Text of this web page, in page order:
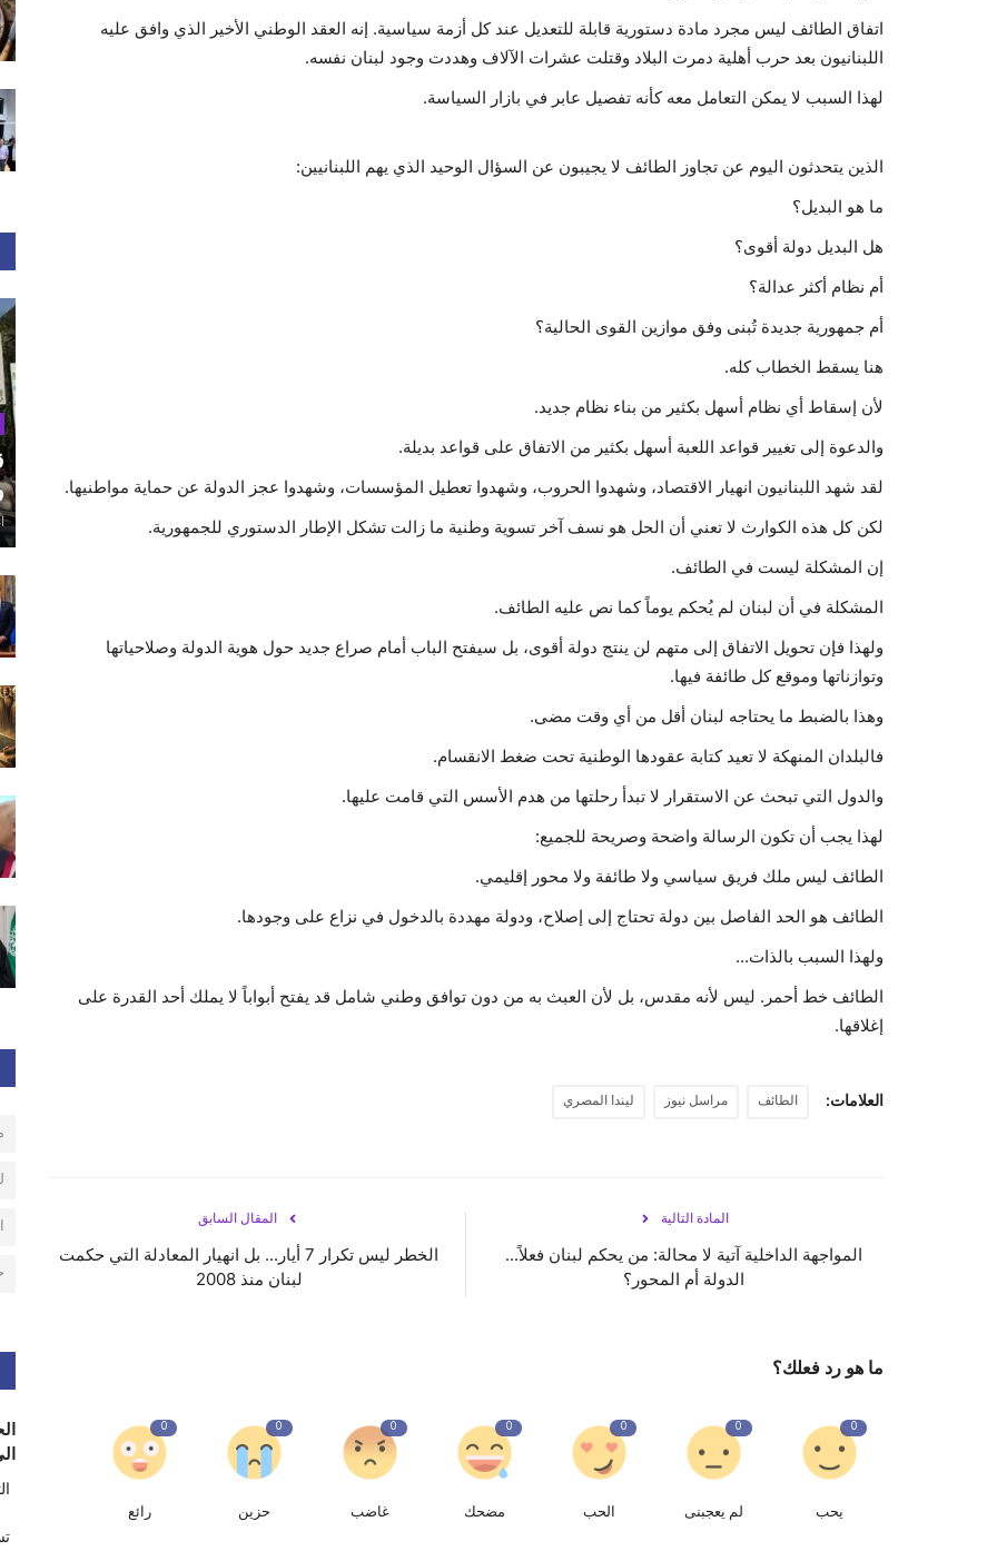
اتفاق الطائف ليس مجرد مادة دستورية قابلة للتعديل عند كل أزمة سياسية. إنه العقد الوطني الأخير الذي وافق عليه
اللبنانيون بعد حرب أهلية دمرت البلاد وقتلت عشرات الآلاف وهددت وجود لبنان نفسه.
لهذا السبب لا يمكن التعامل معه كأنه تفصيل عابر في بازار السياسة.
الذين يتحدثون اليوم عن تجاوز الطائف لا يجيبون عن السؤال الوحيد الذي يهم اللبنانيين:
ما هو البديل؟
هل البديل دولة أقوى؟
أم نظام أكثر عدالة؟
أم جمهورية جديدة تُبنى وفق موازين القوى الحالية؟
هنا يسقط الخطاب كله.
لأن إسقاط أي نظام أسهل بكثير من بناء نظام جديد.
والدعوة إلى تغيير قواعد اللعبة أسهل بكثير من الاتفاق على قواعد بديلة.
لقد شهد اللبنانيون انهيار الاقتصاد، وشهدوا الحروب، وشهدوا تعطيل المؤسسات، وشهدوا عجز الدولة عن حماية مواطنيها.
لكن كل هذه الكوارث لا تعني أن الحل هو نسف آخر تسوية وطنية ما زالت تشكل الإطار الدستوري للجمهورية.
إن المشكلة ليست في الطائف.
المشكلة في أن لبنان لم يُحكم يوماً كما نص عليه الطائف.
ولهذا فإن تحويل الاتفاق إلى متهم لن ينتج دولة أقوى، بل سيفتح الباب أمام صراع جديد حول هوية الدولة وصلاحياتها
وتوازناتها وموقع كل طائفة فيها.
وهذا بالضبط ما يحتاجه لبنان أقل من أي وقت مضى.
فالبلدان المنهكة لا تعيد كتابة عقودها الوطنية تحت ضغط الانقسام.
والدول التي تبحث عن الاستقرار لا تبدأ رحلتها من هدم الأسس التي قامت عليها.
لهذا يجب أن تكون الرسالة واضحة وصريحة للجميع:
الطائف ليس ملك فريق سياسي ولا طائفة ولا محور إقليمي.
الطائف هو الحد الفاصل بين دولة تحتاج إلى إصلاح، ودولة مهددة بالدخول في نزاع على وجودها.
ولهذا السبب بالذات...
الطائف خط أحمر. ليس لأنه مقدس، بل لأن العبث به من دون توافق وطني شامل قد يفتح أبواباً لا يملك أحد القدرة على
إغلاقها.
العلامات: الطائف مراسل نيوز ليندا المصري
المقال السابق
الخطر ليس تكرار 7 أيار... بل انهيار المعادلة التي حكمت
لبنان منذ 2008
المادة التالية
المواجهة الداخلية آتية لا محالة: من يحكم لبنان فعلاً...
الدولة أم المحور؟
ما هو رد فعلك؟
0
يحب
0
لم يعجبنى
0
الحب
0
مضحك
0
غاضب
0
حزين
0
رائع